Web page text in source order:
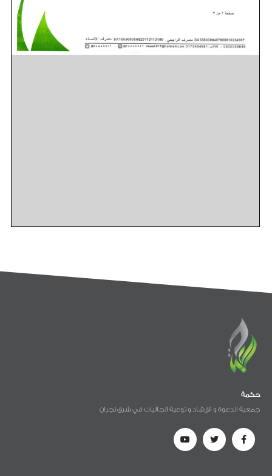
حكمة
جمعية الدعوة و الإرشاد و توعية الجاليات في شرق نجران